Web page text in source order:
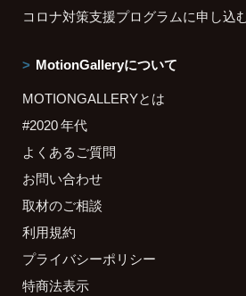
コロナ対策支援プログラムに申し込
MotionGalleryについて
MOTIONGALLERYとは
#2020 年代
よくあるご質問
お問い合わせ
取材のご相談
利用規約
プライバシーポリシー
特商法表示